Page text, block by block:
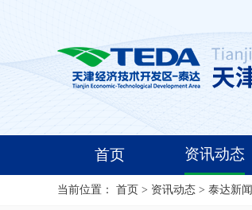
首页 资讯动态
当前位置： 首页 > 资讯动态 > 泰达新闻